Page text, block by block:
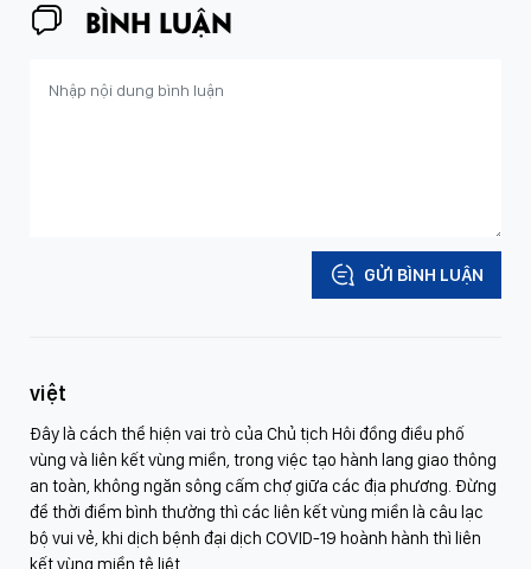
BÌNH LUẬN
GỬI BÌNH LUẬN
việt
Đây là cách thể hiện vai trò của Chủ tịch Hôi đồng điều phố
vùng và liên kết vùng miền, trong việc tạo hành lang giao thông
an toàn, không ngăn sông cấm chợ giữa các địa phương. Đừng
để thời điểm bình thường thì các liên kết vùng miền là câu lạc
bộ vui vẻ, khi dịch bệnh đại dịch COVID-19 hoành hành thì liên
kết vùng miền tê liệt.